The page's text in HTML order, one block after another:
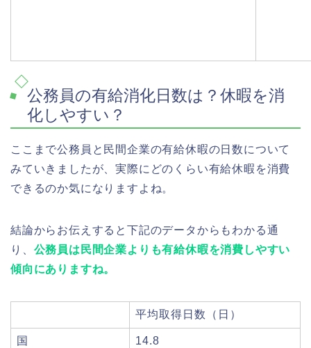
公務員の有給消化日数は？休暇を消
化しやすい？
ここまで公務員と民間企業の有給休暇の日数について
みていきましたが、実際にどのくらい有給休暇を消費
できるのか気になりますよね。
結論からお伝えすると下記のデータからもわかる通
り、 公務員は民間企業よりも有給休暇を消費しやすい
傾向にありますね。
平均取得日数（日）
国 14.8